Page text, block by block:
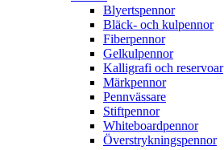
Blyertspennor
Bläck- och kulpennor
Fiberpennor
Gelkulpennor
Kalligrafi och reservoar
Märkpennor
Pennvässare
Stiftpennor
Whiteboardpennor
Överstrykningspennor